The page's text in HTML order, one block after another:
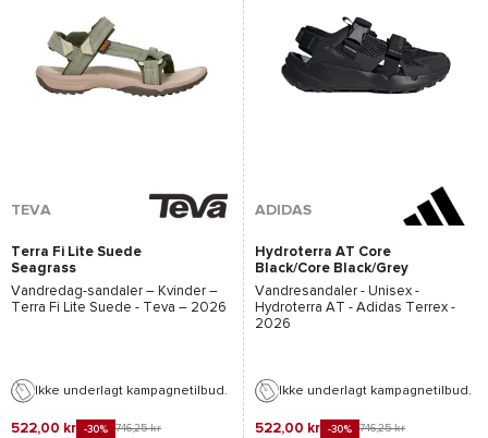
TEVA
Terra Fi Lite Suede
Seagrass
Vandredag-sandaler – Kvinder –
Terra Fi Lite Suede - Teva – 2026
Ikke underlagt kampagnetilbud.
522,00 kr -30% 746,25 kr
ADIDAS
Hydroterra AT Core
Black/Core Black/Grey
Four
Vandresandaler - Unisex -
Hydroterra AT - Adidas Terrex -
2026
Ikke underlagt kampagnetilbud.
522,00 kr -30% 746,25 kr